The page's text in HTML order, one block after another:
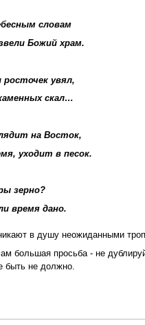
словам
Божий храм.
росточек увял,
скал…
на Восток,
уходит в песок.
зерно?
время дано.
в душу неожиданными
большая просьба - не
быть не должно.